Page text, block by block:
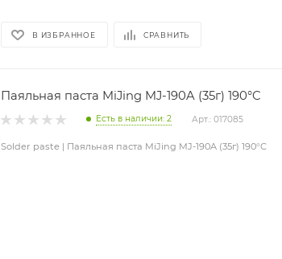
В ИЗБРАННОЕ СРАВНИТЬ
Паяльная паста MiJing MJ-190A (35г) 190°C
Есть в наличии: 2 Арт.: 017085
Solder paste | Паяльная паста MiJing MJ-190A (35г) 190°C